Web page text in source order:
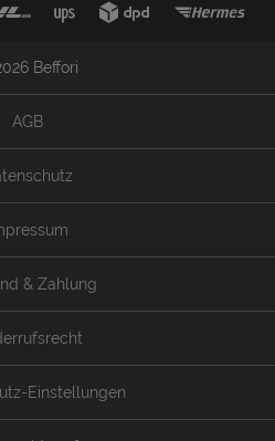
Beffori
AGB
& Zahlung
Einstellungen